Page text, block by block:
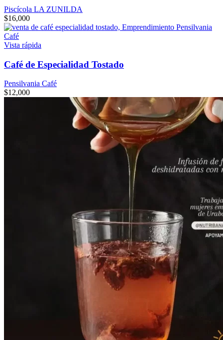
Piscícola LA ZUNILDA
$16,000
Vista rápida
Café de Especialidad Tostado
Pensilvania Café
$12,000